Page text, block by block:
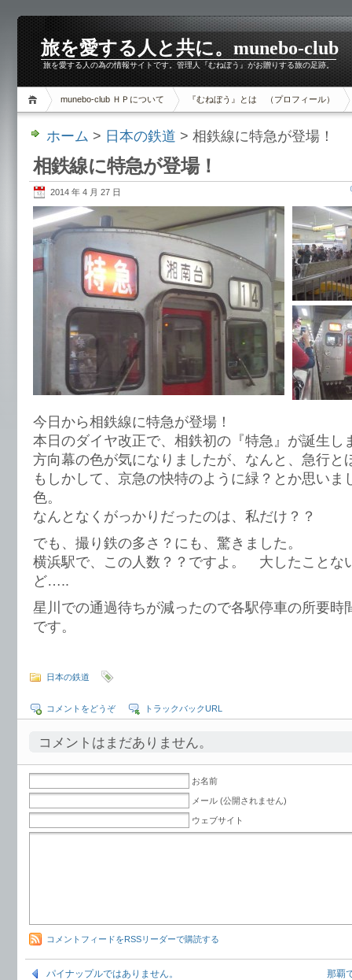
旅を愛する人と共に。munebo-club
旅を愛する人の為の情報サイトです。管理人『むねぼう』がお贈りする旅の足跡。
munebo-club ＨＰについて 『むねぼう』とは （プロフィール）
ホーム > 日本の鉄道 > 相鉄線に特急が登場！
相鉄線に特急が登場！
2014 年 4 月 27 日
今日から相鉄線に特急が登場！
本日のダイヤ改正で、相鉄初の『特急』が誕生し
方向幕の色が気になりましたが、なんと、急行と
もしかして、京急の快特のように緑？とか思いま
色。
なんとなくがっかりだったのは、私だけ？？
でも、撮り鉄の多さ？にも、驚きました。
横浜駅で、この人数？？ですよ。 大したことな
ど…..
星川での通過待ちが減ったので各駅停車の所要時
です。
日本の鉄道
コメントをどうぞ トラックバックURL
コメントはまだありません。
お名前
メール (公開されません)
ウェブサイト
コメントフィードをRSSリーダーで購読する
パイナップルではありません。 那覇